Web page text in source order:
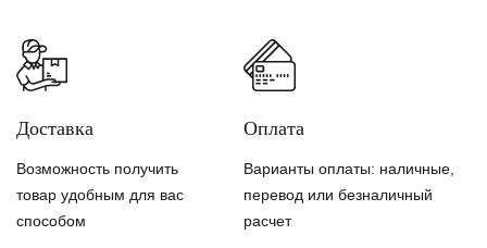
Доставка
Возможность получить
товар удобным для вас
способом
Оплата
Варианты оплаты: наличные,
перевод или безналичный
расчет